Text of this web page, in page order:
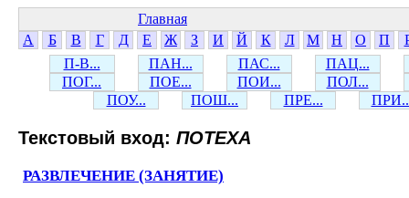
Главная
А
Б В Г Д Е Ж З И Й К Л М Н О П
П-В...
ПАН... ПАС...
ПАЦ...
ПОГ...
ПОЕ... ПОИ...
ПОЛ...
ПОУ...
ПОШ... ПРЕ...
Текстовый вход: ПОТЕХА
РАЗВЛЕЧЕНИЕ (ЗАНЯТИЕ)